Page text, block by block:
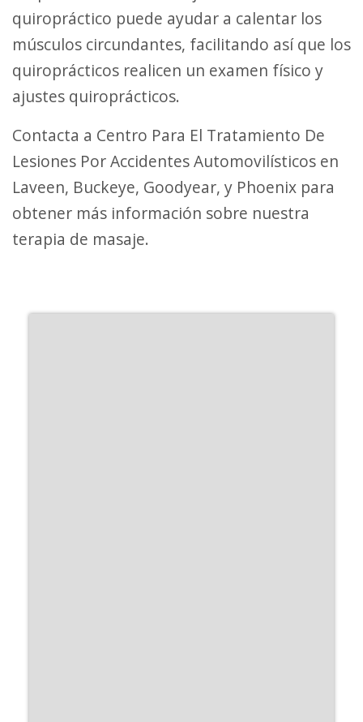
quiropráctico puede ayudar a calentar los
músculos circundantes, facilitando así que los
quiroprácticos realicen un examen físico y
ajustes quiroprácticos.
Contacta a Centro Para El Tratamiento De
Lesiones Por Accidentes Automovilísticos en
Laveen, Buckeye, Goodyear, y Phoenix para
obtener más información sobre nuestra
terapia de masaje.